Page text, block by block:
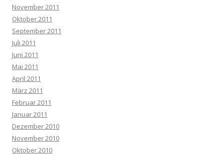
November 2011
Oktober 2011
September 2011
Juli 2011
Juni 2011
Mai 2011
April 2011
März 2011
Februar 2011
Januar 2011
Dezember 2010
November 2010
Oktober 2010